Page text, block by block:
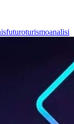
futuroturismoanalisi